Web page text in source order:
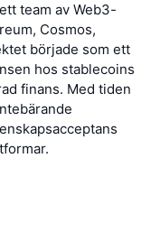
team av Web3-
Cosmos,
började som ett
hos stablecoins
finans. Med tiden